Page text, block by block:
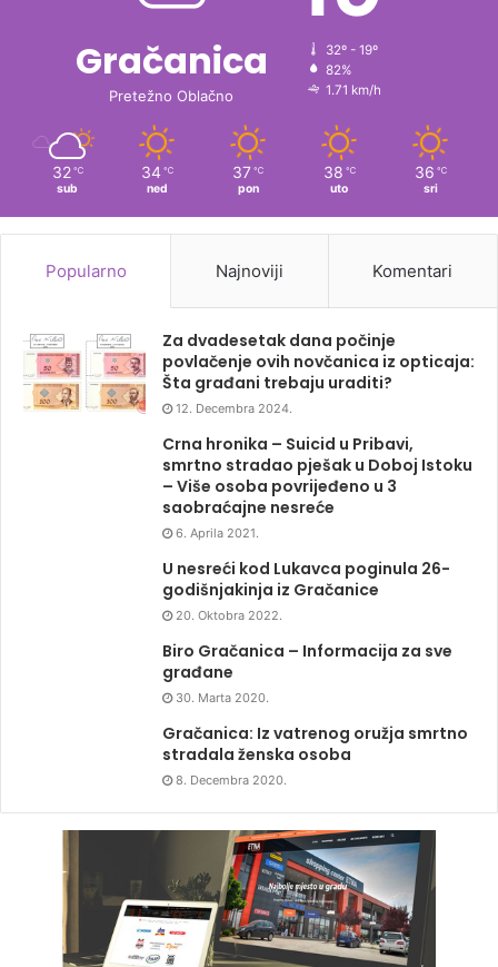
Gračanica
Pretežno Oblačno
32º - 19º
82%
1.71 km/h
32 ℃
sub
34 ℃
ned
37 ℃
pon
38 ℃
uto
36 ℃
sri
Popularno Najnoviji Komentari
Za dvadesetak dana počinje
povlačenje ovih novčanica iz opticaja:
Šta građani trebaju uraditi?
12. Decembra 2024.
Crna hronika – Suicid u Pribavi,
smrtno stradao pješak u Doboj Istoku
– Više osoba povrijeđeno u 3
saobraćajne nesreće
6. Aprila 2021.
U nesreći kod Lukavca poginula 26-
godišnjakinja iz Gračanice
20. Oktobra 2022.
Biro Gračanica – Informacija za sve
građane
30. Marta 2020.
Gračanica: Iz vatrenog oružja smrtno
stradala ženska osoba
8. Decembra 2020.